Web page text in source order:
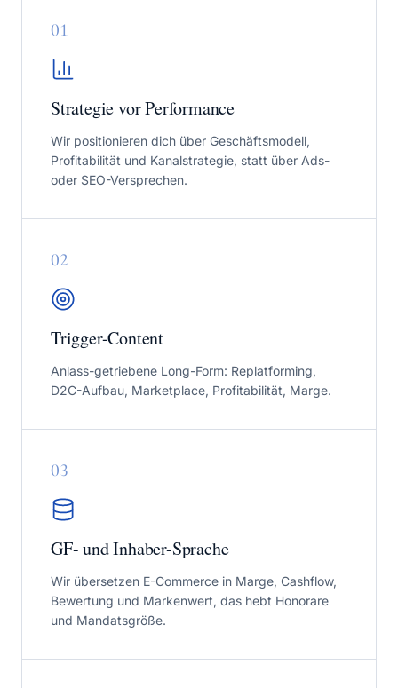
01
Strategie vor Performance
Wir positionieren dich über Geschäftsmodell,
Profitabilität und Kanalstrategie, statt über Ads-
oder SEO-Versprechen.
02
Trigger-Content
Anlass-getriebene Long-Form: Replatforming,
D2C-Aufbau, Marketplace, Profitabilität, Marge.
03
GF- und Inhaber-Sprache
Wir übersetzen E-Commerce in Marge, Cashflow,
Bewertung und Markenwert, das hebt Honorare
und Mandatsgröße.